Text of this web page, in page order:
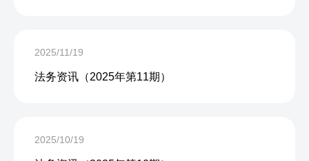
2025/11/19
法务资讯（2025年第11期）
2025/10/19